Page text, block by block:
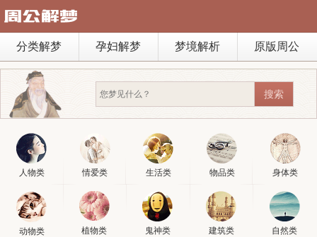
分类解梦 孕妇解梦 梦境解析 原版周公
人物类 情爱类 生活类 物品类 身体类
动物类 植物类 鬼神类 建筑类 自然类